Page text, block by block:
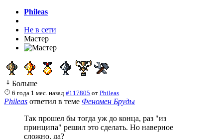
Phileas
Не в сети
Мастер
Больше
6 года 1 мес. назад #117805 отPhileas
Phileas ответил в теме Феномен Бруды
Так прошел бы тогда уж до конца, раз "из
принципа" решил это сделать. Но наверное
сложно, да?